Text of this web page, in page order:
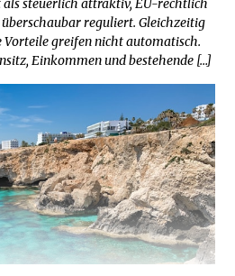
steuerlich attraktiv, EU-rechtlich
reguliert. Gleichzeitig
Vorteile greifen nicht automatisch.
Einkommen und bestehende […]